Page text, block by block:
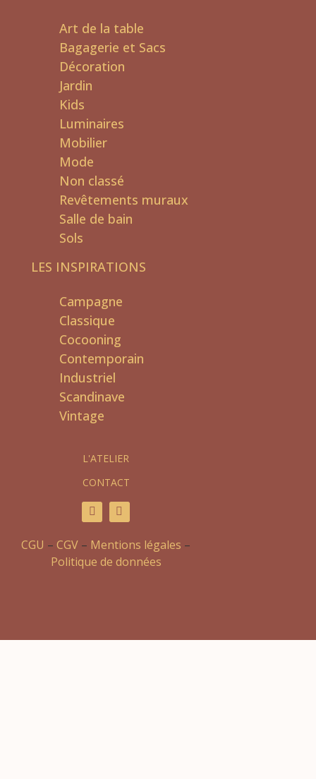
Art de la table
Bagagerie et Sacs
Décoration
Jardin
Kids
Luminaires
Mobilier
Mode
Non classé
Revêtements muraux
Salle de bain
Sols
LES INSPIRATIONS
Campagne
Classique
Cocooning
Contemporain
Industriel
Scandinave
Vintage
L'ATELIER
CONTACT
CGU – CGV – Mentions légales –
Politique de données